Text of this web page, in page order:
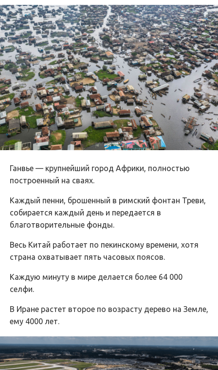
Ганвье — крупнейший город Африки, полностью
построенный на сваях.
Каждый пенни, брошенный в римский фонтан Треви,
собирается каждый день и передается в
благотворительные фонды.
Весь Китай работает по пекинскому времени, хотя
страна охватывает пять часовых поясов.
Каждую минуту в мире делается более 64 000
селфи.
В Иране растет второе по возрасту дерево на Земле,
ему 4000 лет.